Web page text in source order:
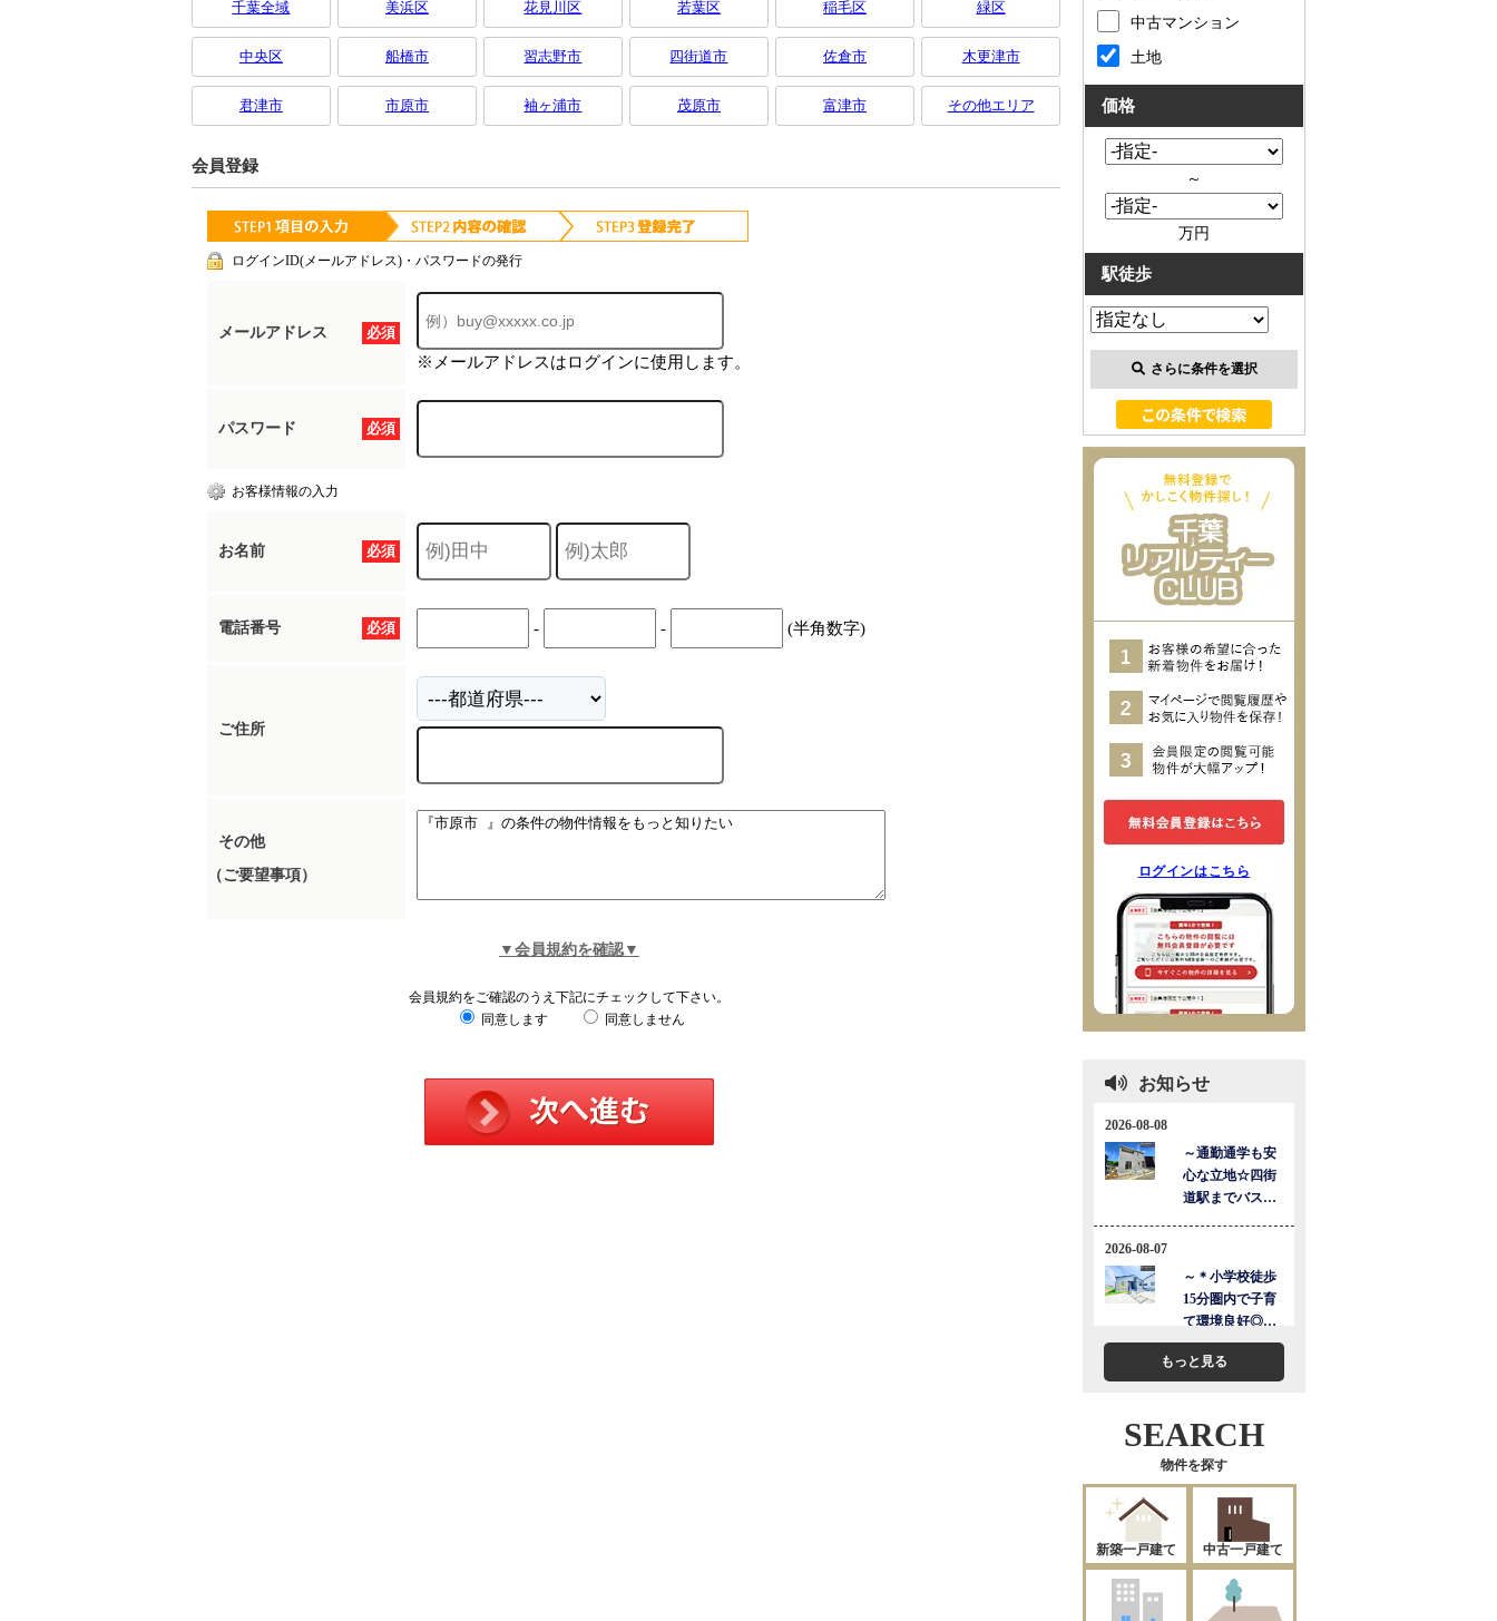
千葉全域 美浜区 花見川区 若葉区 稲毛区 緑区
中央区 船橋市 習志野市 四街道市 佐倉市 木更津市
君津市 市原市 袖ヶ浦市 茂原市 富津市 その他エリア
会員登録
ログインID(メールアドレス)・パスワードの発行
必須
メールアドレス
※メールアドレスはログインに使用します。
必須
パスワード
お客様情報の入力
必須
お名前
必須
電話番号 - - (半角数字)
ご住所
その他
（ご要望事項）
▼会員規約を確認▼
会員規約をご確認のうえ下記にチェックして下さい。
同意します
同意しません
中古マンション
土地
価格
～
万円
駅徒歩
さらに条件を選択
ログインはこちら
お知らせ
もっと見る
SEARCH
物件を探す
新築一戸建て 中古一戸建て